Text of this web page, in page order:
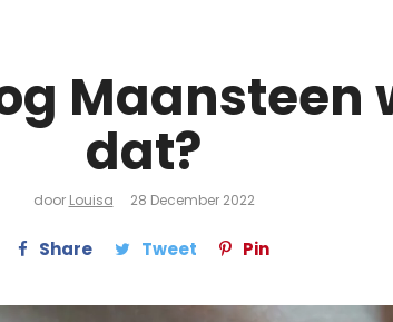
Maansteen
dat?
door Louisa 28 December 2022
Share Tweet Pin